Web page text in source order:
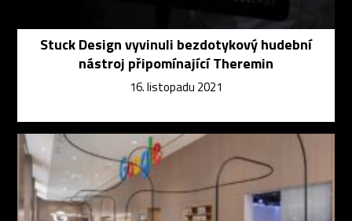
Stuck Design vyvinuli bezdotykový hudební
nástroj připomínající Theremin
16. listopadu 2021